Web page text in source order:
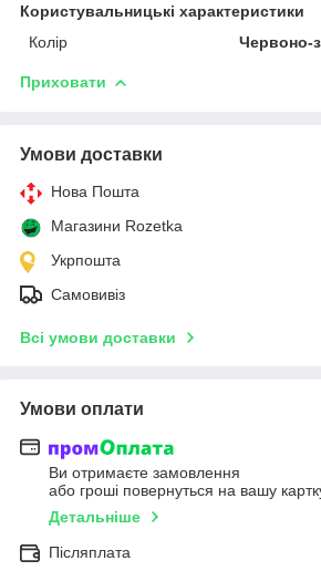
Користувальницькі характеристики
Колір
Червоно-
Приховати
Умови доставки
Нова Пошта
Магазини Rozetka
Укрпошта
Самовивіз
Всі умови доставки
Умови оплати
Ви отримаєте замовлення
або гроші повернуться на вашу
Детальніше
Післяплата